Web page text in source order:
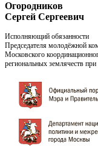
Огородников
Сергей Сергеевич
Исполняющий обязанности
Председателя молодёжной
Московского
региональных землячеств